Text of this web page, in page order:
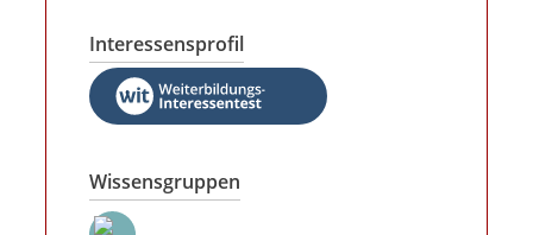
Interessensprofil
Wissensgruppen